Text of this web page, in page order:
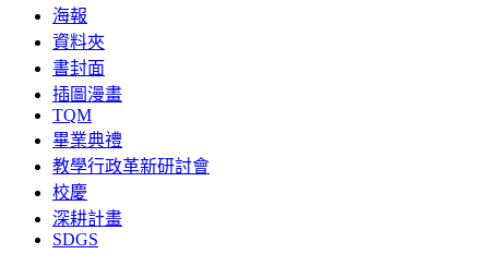
海報
資料夾
書封面
插圖漫畫
TQM
畢業典禮
教學行政革新研討會
校慶
深耕計畫
SDGS